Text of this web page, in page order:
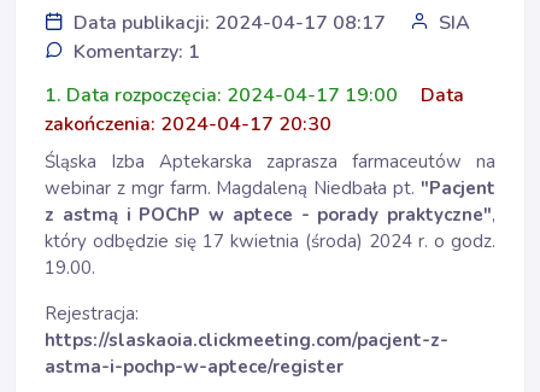
Data publikacji: 2024-04-17 08:17
SIA
Komentarzy: 1
1. Data rozpoczęcia: 2024-04-17 19:00
Data
zakończenia: 2024-04-17 20:30
Śląska Izba Aptekarska zaprasza farmaceutów na
webinar z mgr farm. Magdaleną Niedbała pt. "Pacjent
z astmą i POChP w aptece - porady praktyczne",
który odbędzie się 17 kwietnia (środa) 2024 r. o godz.
19.00.
Rejestracja:
https://slaskaoia.clickmeeting.com/pacjent-z-
astma-i-pochp-w-aptece/register